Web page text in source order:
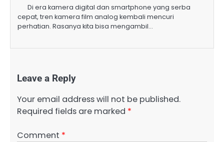
Di era kamera digital dan smartphone yang serba
cepat, tren kamera film analog kembali mencuri
perhatian. Rasanya kita bisa mengambil…
Leave a Reply
Your email address will not be published.
Required fields are marked *
Comment *